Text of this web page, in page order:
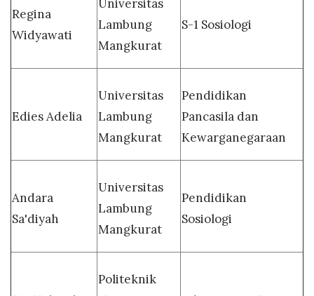
Regina
Widyawati
Universitas
Lambung
Mangkurat
S-1 Sosiologi
Edies Adelia
Universitas
Lambung
Mangkurat
Pendidikan
Pancasila dan
Kewarganegaraan
Andara
Sa'diyah
Universitas
Lambung
Mangkurat
Pendidikan
Sosiologi
Politeknik